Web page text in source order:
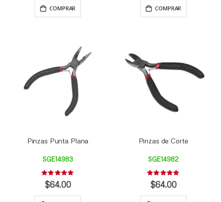
COMPRAR COMPRAR
Pinzas Punta Plana
SGE14983
Rating:
0%
$64.00
Pinzas de Corte
SGE14982
Rating:
0%
$64.00